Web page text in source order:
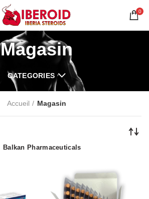
0
Magasin
CATEGORIES
Accueil Magasin
Balkan Pharmaceuticals